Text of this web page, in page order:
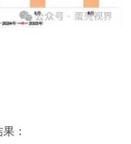
：